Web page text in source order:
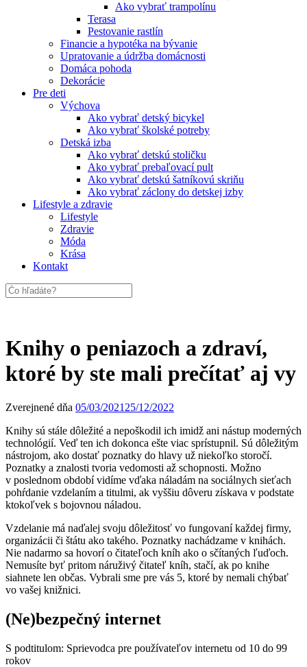
Ako vybrať trampolínu
Terasa
Pestovanie rastlín
Financie a hypotéka na bývanie
Upratovanie a údržba domácnosti
Domáca pohoda
Dekorácie
Pre deti
Výchova
Ako vybrať detský bicykel
Ako vybrať školské potreby
Detská izba
Ako vybrať detskú stoličku
Ako vybrať prebaľovací pult
Ako vybrať detskú šatníkovú skriňu
Ako vybrať záclony do detskej izby
Lifestyle a zdravie
Lifestyle
Zdravie
Móda
Krása
Kontakt
Knihy o peniazoch a zdraví,
ktoré by ste mali prečítať aj vy
Zverejnené dňa 05/03/2021 25/12/2022
Knihy sú stále dôležité a nepoškodil ich imidž ani nástup moderných
technológií. Veď ten ich dokonca ešte viac sprístupnil. Sú dôležitým
nástrojom, ako dostať poznatky do hlavy už niekoľko storočí.
Poznatky a znalosti tvoria vedomosti až schopnosti. Možno
v poslednom období vidíme vďaka náladám na sociálnych sieťach
pohŕdanie vzdelaním a titulmi, ak vyššiu dôveru získava v podstate
ktokoľvek s bojovnou náladou.
Vzdelanie má naďalej svoju dôležitosť vo fungovaní každej firmy,
organizácii či štátu ako takého. Poznatky nachádzame v knihách.
Nie nadarmo sa hovorí o čitateľoch kníh ako o sčítaných ľuďoch.
Nemusíte byť pritom náruživý čitateľ kníh, stačí, ak po knihe
siahnete len občas. Vybrali sme pre vás 5, ktoré by nemali chýbať
vo vašej knižnici.
(Ne)bezpečný internet
S podtitulom: Sprievodca pre používateľov internetu od 10 do 99
rokov